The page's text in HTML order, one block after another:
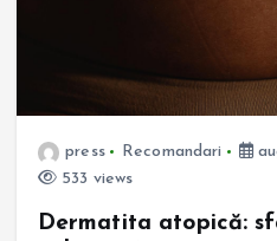
press Recomandari
533 views
Dermatita atopică: